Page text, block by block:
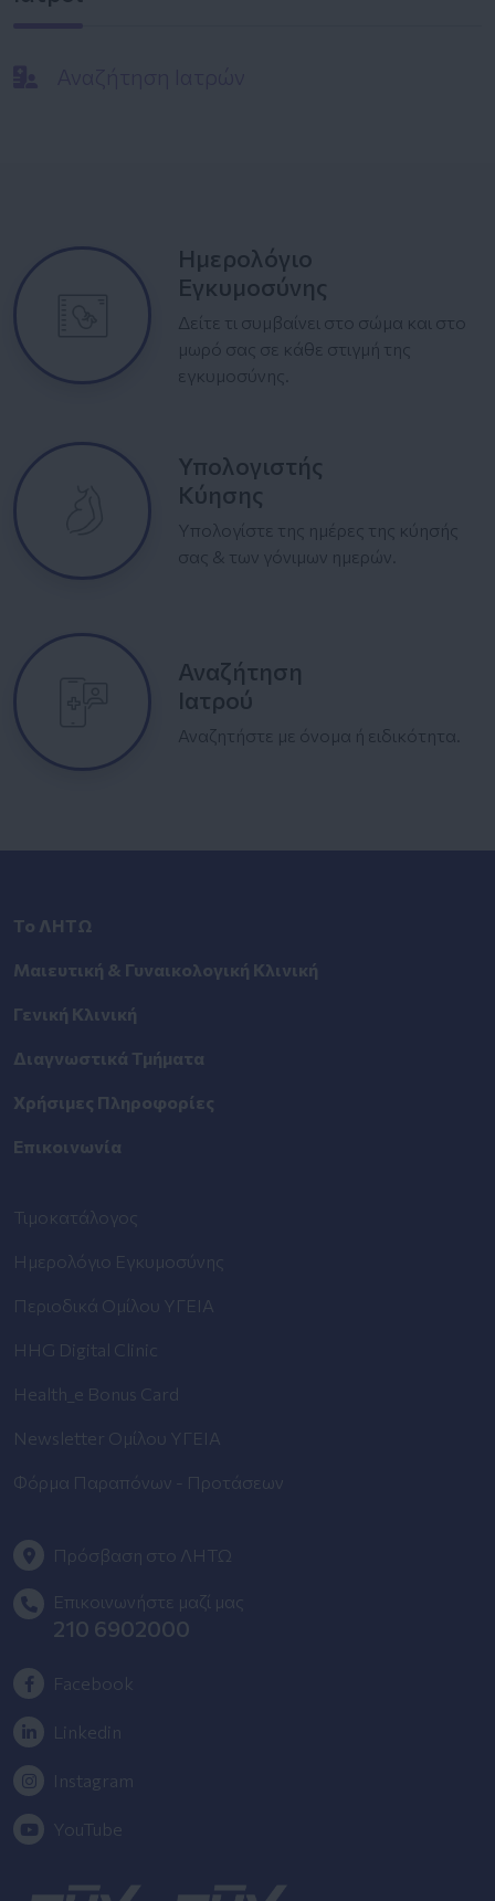
Ημερολόγιο
Εγκυμοσύνης
Δείτε τι συμβαίνει στο σώμα και στο
μωρό σας σε κάθε στιγμή της
εγκυμοσύνης.
Υπολογιστής
Κύησης
Υπολογίστε της ημέρες της κύησής
σας & των γόνιμων ημερών.
Αναζήτηση
Ιατρού
Αναζητήστε με όνομα ή ειδικότητα.
Το ΛΗΤΩ
Μαιευτική & Γυναικολογική Κλινική
Γενική Κλινική
Διαγνωστικά Τμήματα
Χρήσιμες Πληροφορίες
Επικοινωνία
Τιμοκατάλογος
Ημερολόγιο Εγκυμοσύνης
Περιοδικά Ομίλου ΥΓΕΙΑ
HHG Digital Clinic
Health_e Bonus Card
Newsletter Ομίλου ΥΓΕΙΑ
Φόρμα Παραπόνων - Προτάσεων
Πρόσβαση στο ΛΗΤΩ
Επικοινωνήστε μαζί μας
210 6902000
Facebook
Linkedin
Instagram
YouTube